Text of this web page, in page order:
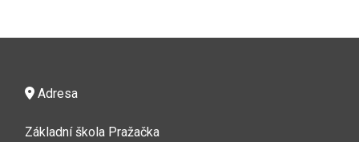
Adresa
Základní škola Pražačka